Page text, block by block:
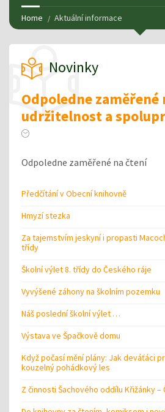
Home Aktuální informace
Novinky
Odpoledne zaměřené
udržitelnost a
Odpoledne zaměřené na čtení
Předčítání v Obecní knihovně
Hmyzí stezka
Za tajemstvím jeskyní i propasti
třídy
Školní výlet 8. třídy do Českého ráje
Vyvýšené záhony na školním pozemku
Náš poslední školní výlet …
Výstava ve Špačkově domu
Když počasí mění plány: Jak deváťáci
kouzelný pohádkový les
Z činnosti Šachového oddílu Křižánky –